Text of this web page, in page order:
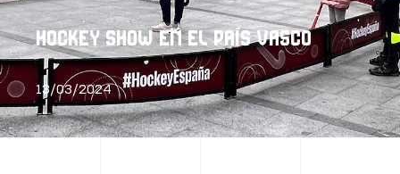
HOCKEY SHOW EN EL PAÍS VASCO
13/03/2024